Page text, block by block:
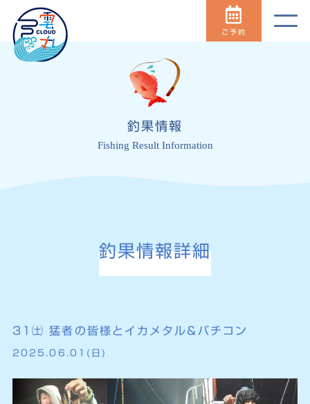
ご予約
釣果情報
Fishing Result Information
釣果情報詳細
31㈯ 猛者の皆様とイカメタル&バチコン
2025.06.01(日)